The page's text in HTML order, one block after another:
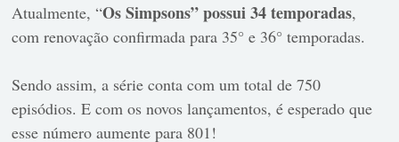
Atualmente, “Os Simpsons” possui 34 temporadas,
com renovação confirmada para 35° e 36° temporadas.
Sendo assim, a série conta com um total de 750
episódios. E com os novos lançamentos, é esperado que
esse número aumente para 801!